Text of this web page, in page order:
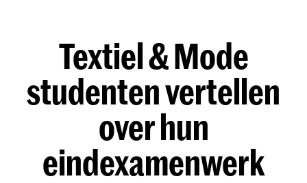
Textiel & Mode
studenten vertellen
over hun
eindexamenwerk